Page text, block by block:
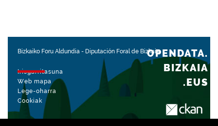
Bizkaiko Foru Aldundia - Diputación Foral de Bizkaia
Irisgarritasuna
Web mapa
Lege-oharra
Cookiak
OPENDATA.
BIZKAIA
.EUS